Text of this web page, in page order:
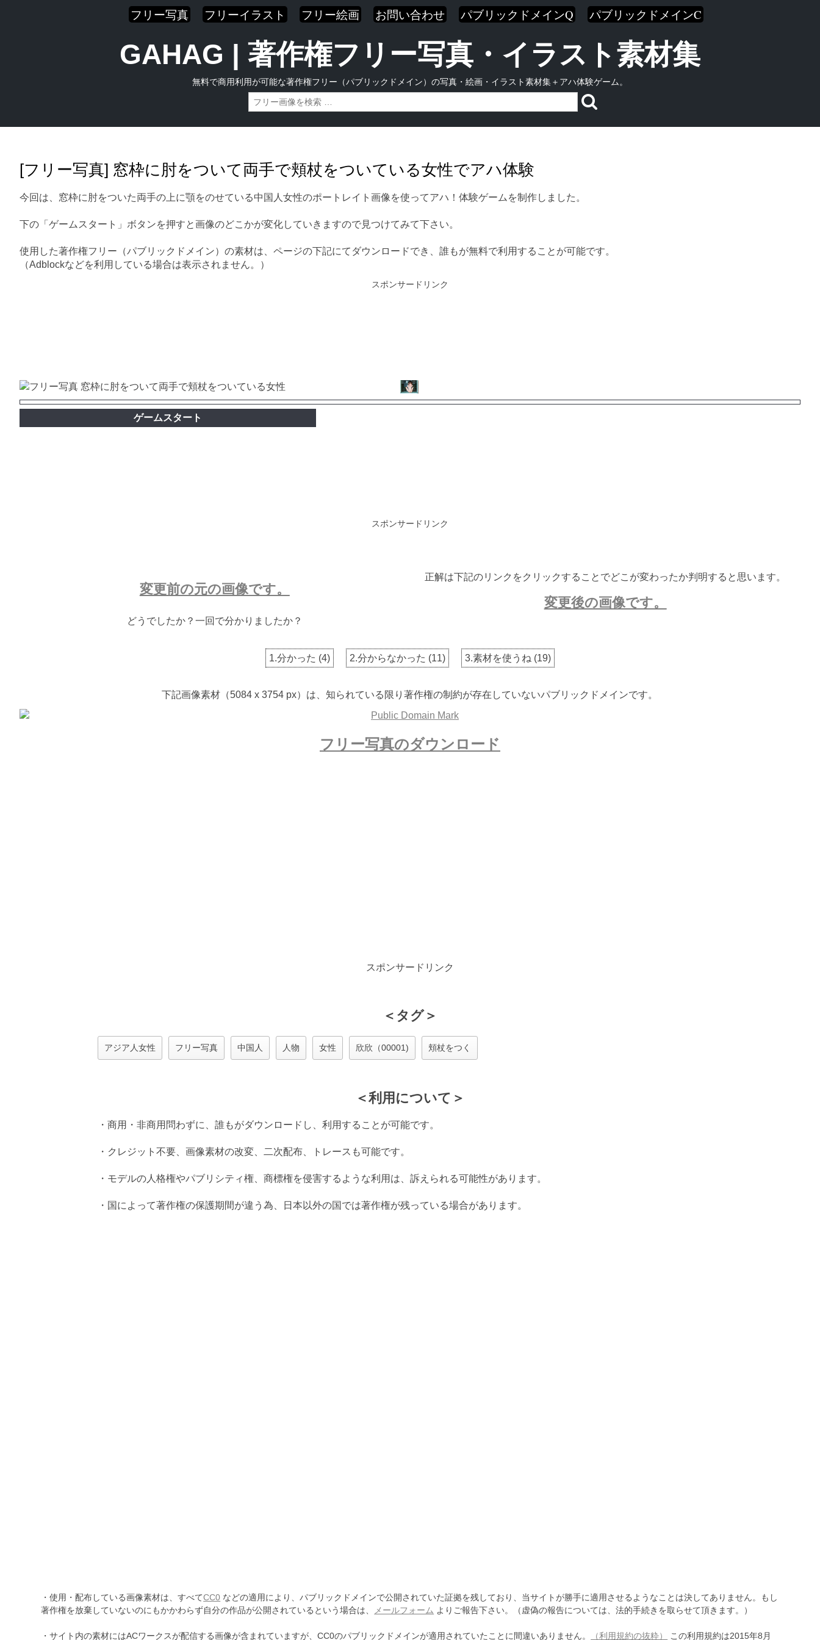
フリー写真 フリーイラスト フリー絵画 お問い合わせ パブリックドメインQ パブリックドメインC
GAHAG | 著作権フリー写真・イラスト素材集
無料で商用利用が可能な著作権フリー（パブリックドメイン）の写真・絵画・イラスト素材集＋アハ体験ゲーム。
[フリー写真] 窓枠に肘をついて両手で頬杖をついている女性でアハ体験
今回は、窓枠に肘をついた両手の上に顎をのせている中国人女性のポートレイト画像を使ってアハ！体験ゲームを制作しました。
下の「ゲームスタート」ボタンを押すと画像のどこかが変化していきますので見つけてみて下さい。
使用した著作権フリー（パブリックドメイン）の素材は、ページの下記にてダウンロードでき、誰もが無料で利用することが可能です。
（Adblockなどを利用している場合は表示されません。）
スポンサードリンク
ゲームスタート
スポンサードリンク
正解は下記のリンクをクリックすることでどこが変わったか判明すると思います。
変更前の元の画像です。
変更後の画像です。
どうでしたか？一回で分かりましたか？
1.分かった (4) 2.分からなかった (11) 3.素材を使うね (19)
下記画像素材（5084 x 3754 px）は、知られている限り著作権の制約が存在していないパブリックドメインです。
フリー写真のダウンロード
スポンサードリンク
＜タグ＞
アジア人女性 フリー写真 中国人 人物 女性 欣欣（00001) 頬杖をつく
＜利用について＞
・商用・非商用問わずに、誰もがダウンロードし、利用することが可能です。
・クレジット不要、画像素材の改変、二次配布、トレースも可能です。
・モデルの人格権やパブリシティ権、商標権を侵害するような利用は、訴えられる可能性があります。
・国によって著作権の保護期間が違う為、日本以外の国では著作権が残っている場合があります。
・使用・配布している画像素材は、すべてCC0 などの適用により、パブリックドメインで公開されていた証拠を残しており、当サイトが勝手に適用させるようなことは決してありません。もし
著作権を放棄していないのにもかかわらず自分の作品が公開されているという場合は、
メールフォーム よりご報告下さい。（虚偽の報告については、法的手続きを取らせて頂きます。）
・サイト内の素材にはACワークスが配信する画像が含まれていますが、CC0のパブリックドメインが適用されていたことに間違いありません。 （利用規約の抜粋） この利用規約は2015年8月